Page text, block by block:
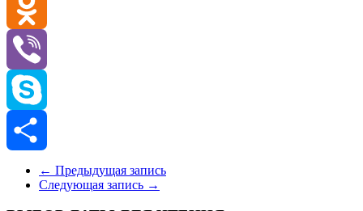
VK
Odnoklassniki
Viber
Skype
Отправить
← Предыдущая запись
Следующая запись →